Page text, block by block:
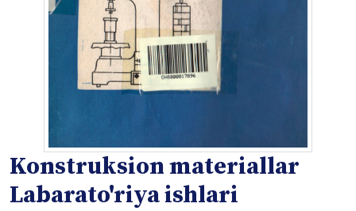
Konstruksion matеriallar
Labarato'riya ishlari